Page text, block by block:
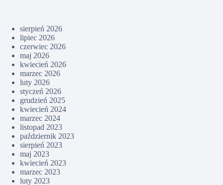
sierpień 2026
lipiec 2026
czerwiec 2026
maj 2026
kwiecień 2026
marzec 2026
luty 2026
styczeń 2026
grudzień 2025
kwiecień 2024
marzec 2024
listopad 2023
październik 2023
sierpień 2023
maj 2023
kwiecień 2023
marzec 2023
luty 2023